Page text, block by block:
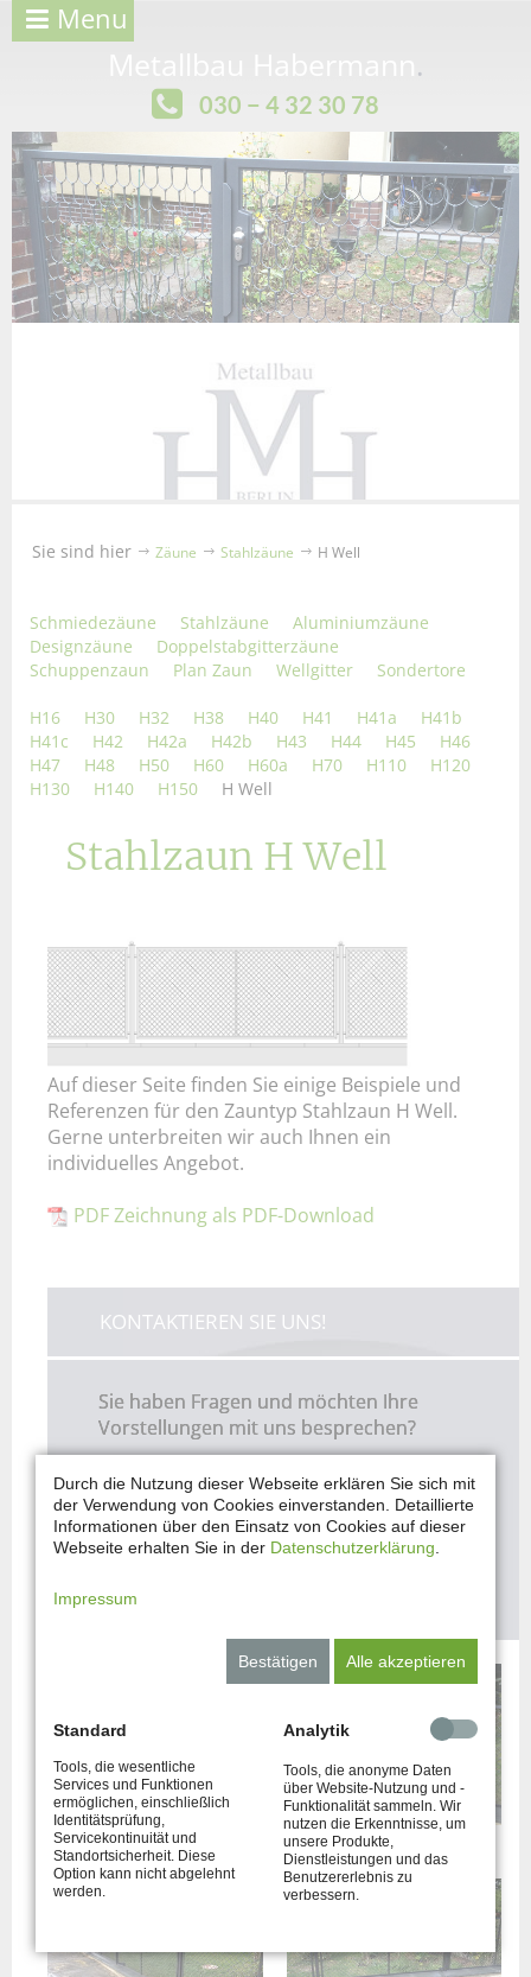
Menu
.
030 − 4 32 30 78
Sie sind hier Zäune Stahlzäune H Well
Schmiedezäune Stahlzäune
Aluminiumzäune
Designzäune
Doppelstabgitterzäune
Schuppenzaun
Plan Zaun Wellgitter Sondertore
H16 H30 H32 H38 H40 H41 H41a
H41b
H41c
H42 H42a H42b H43 H44 H45
H46
H47
H48 H50 H60 H60a H70 H110
H120
H130
H140 H150 H Well
Stahlzaun H Well
Auf dieser Seite finden Sie einige Beispiele und
Referenzen für den Zauntyp Stahlzaun H Well.
Gerne unterbreiten wir auch Ihnen ein
individuelles Angebot.
PDF Zeichnung als PDF-Download
KONTAKTIEREN SIE UNS!
Sie haben Fragen und möchten Ihre
Vorstellungen mit uns besprechen?
Sie haben Interesse an einem unserer
Produkte?
Stahlzaun H Well.1 Stahlzaun H Well.2
Durch die Nutzung dieser Webseite erklären Sie sich mit
der Verwendung von Cookies einverstanden. Detaillierte
Informationen über den Einsatz von Cookies auf dieser
Webseite erhalten Sie in der Datenschutzerklärung
Impressum
Bestätigen Alle akzeptieren
Standard
Tools, die wesentliche
Services und Funktionen
ermöglichen, einschließlich
Identitätsprüfung,
Servicekontinuität und
Standortsicherheit. Diese
Option kann nicht abgelehnt
werden.
Analytik
Tools, die anonyme Daten
über Website-Nutzung und -
Funktionalität sammeln. Wir
nutzen die Erkenntnisse, um
unsere Produkte,
Dienstleistungen und das
Benutzererlebnis zu
verbessern.